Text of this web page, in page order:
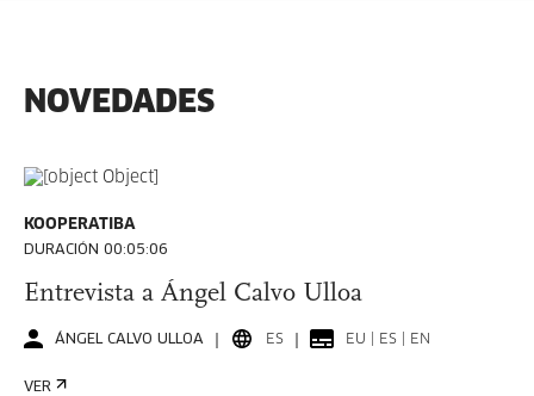
NOVEDADES
KOOPERATIBA
DURACIÓN 00:05:06
Entrevista a Ángel Calvo Ulloa
ÁNGEL CALVO ULLOA ES EU | ES | EN
VER